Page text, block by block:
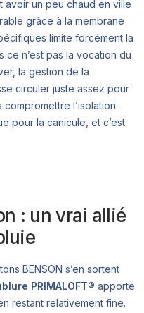
un peu chaud en ville
grâce à la membrane
limite forcément la
ce n’est pas la vocation du
la gestion de la
circuler juste assez pour
l’isolation.
pour la canicule, et c’est
: un vrai allié
BENSON s’en sortent
PRIMALOFT® apporte
restant relativement fine.